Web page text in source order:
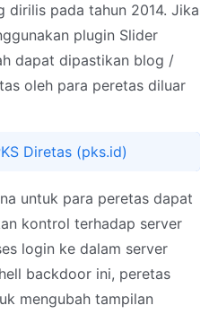
dirilis pada tahun 2014. Jika
plugin Slider
dapat dipastikan blog /
oleh para peretas diluar
Diretas (pks.id)
untuk para peretas dapat
kontrol terhadap server
login ke dalam server
backdoor ini, peretas
mengubah tampilan